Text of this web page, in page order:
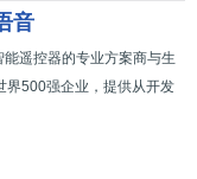
音
遥控器的专业方案商与生
界500强企业，提供从开发